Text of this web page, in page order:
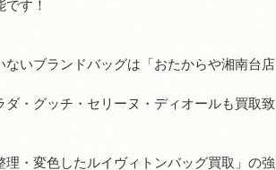
す！
いブランドバッグは「おたからや湘南台店
・グッチ・セリーヌ・ディオールも買取致
・変色したルイヴィトンバッグ買取」の強